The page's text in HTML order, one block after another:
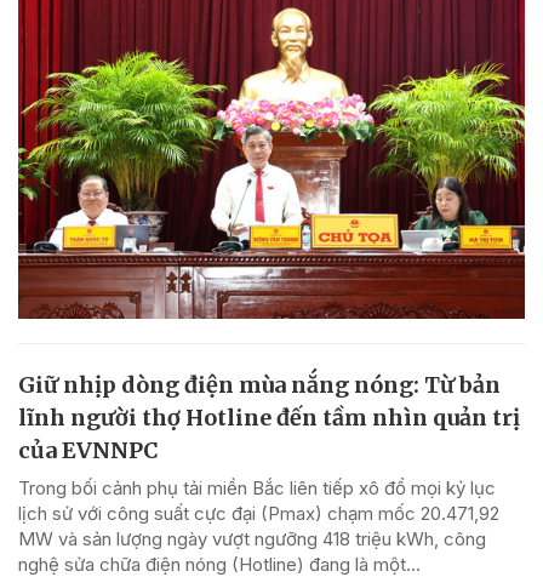
Giữ nhịp dòng điện mùa nắng nóng: Từ bản
lĩnh người thợ Hotline đến tầm nhìn quản trị
của EVNNPC
Trong bối cảnh phụ tải miền Bắc liên tiếp xô đổ mọi kỷ lục
lịch sử với công suất cực đại (Pmax) chạm mốc 20.471,92
MW và sản lượng ngày vượt ngưỡng 418 triệu kWh, công
nghệ sửa chữa điện nóng (Hotline) đang là một...